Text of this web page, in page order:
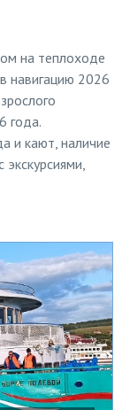
на теплоходе
навигацию 2026
года.
и кают, наличие